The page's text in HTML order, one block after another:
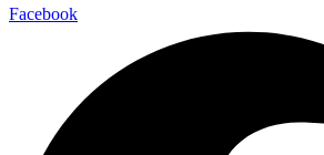
Facebook